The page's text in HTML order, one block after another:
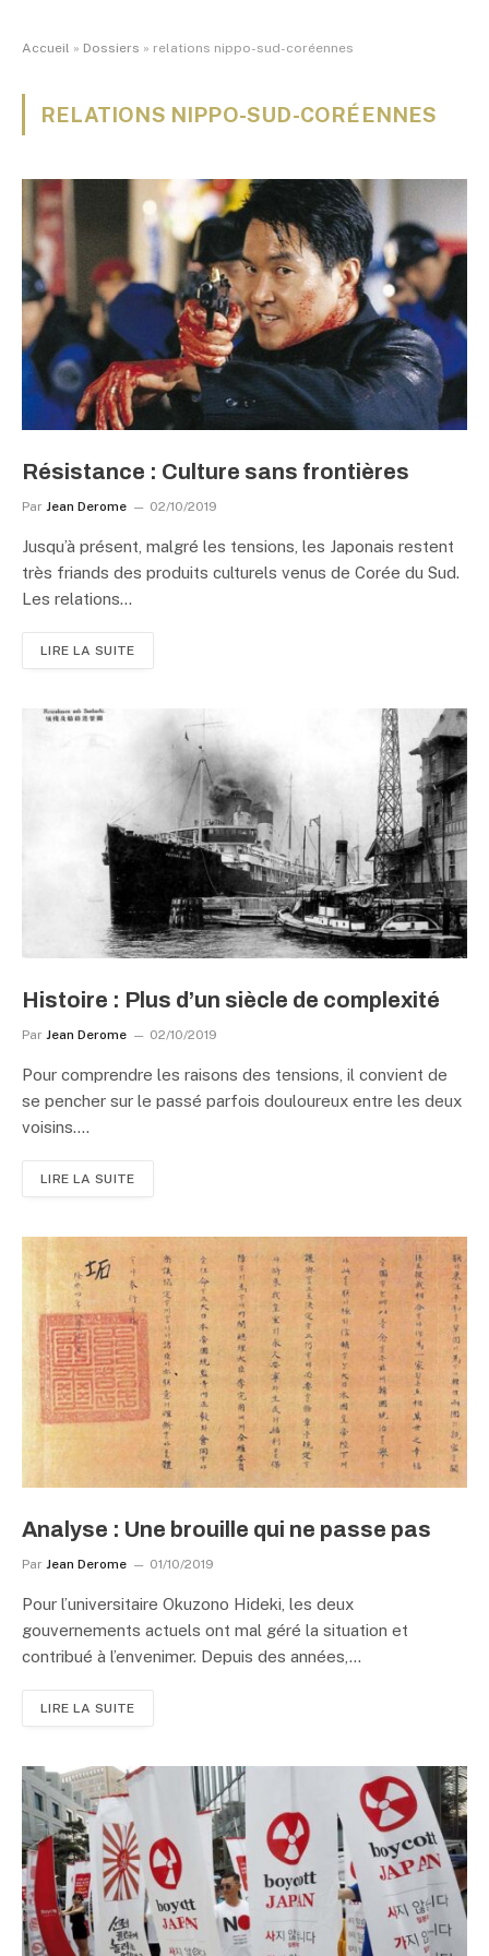
Accueil » Dossiers » relations nippo-sud-coréennes
RELATIONS NIPPO-SUD-CORÉENNES
Résistance : Culture sans frontières
Par Jean Derome 02/10/2019
Jusqu’à présent, malgré les tensions, les Japonais restent
très friands des produits culturels venus de Corée du Sud.
Les relations…
LIRE LA SUITE
Histoire : Plus d’un siècle de complexité
Par Jean Derome 02/10/2019
Pour comprendre les raisons des tensions, il convient de
se pencher sur le passé parfois douloureux entre les deux
voisins.…
LIRE LA SUITE
Analyse : Une brouille qui ne passe pas
Par Jean Derome 01/10/2019
Pour l’universitaire Okuzono Hideki, les deux
gouvernements actuels ont mal géré la situation et
contribué à l’envenimer. Depuis des années,…
LIRE LA SUITE